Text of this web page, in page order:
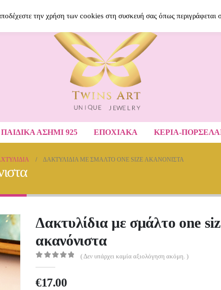
ΠΑΙΔΙΚΆ ΑΣΉΜΙ 925 ΕΠΟΧΙΑΚΑ ΚΕΡΙΑ-
ΔΑΚΤΥΛΊΔΙΑ ΜΕ ΣΜΆΛΤΟ ONE SIZE ΑΚΑΝΌΝΙΣΤΑ
Δακτυλίδια με σμάλτο one
ακανόνιστα
( Δεν υπάρχει καμία αξιολόγηση ακόμη. )
€17.00
την χρήση των cookies στη συσκευή σας όπως περιγράφεται